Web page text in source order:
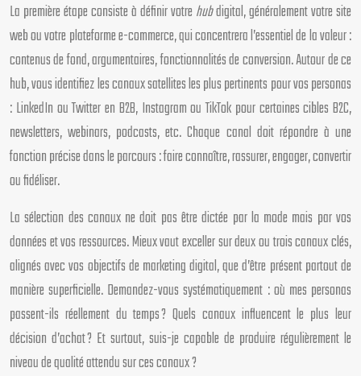
La première étape consiste à définir votrehubdigital, généralement votre site
web ou votre plateforme e-commerce, qui concentrera l’essentiel de la valeur :
contenus de fond, argumentaires, fonctionnalités de conversion. Autour de ce
hub, vous identifiez les canaux satellites les plus pertinents pour vos personas
: LinkedIn ou Twitter en B2B, Instagram ou TikTok pour certaines cibles B2C,
newsletters, webinars, podcasts, etc. Chaque canal doit répondre à une
fonction précise dans le parcours : faire connaître, rassurer, engager, convertir
ou fidéliser.
La sélection des canaux ne doit pas être dictée par la mode mais par vos
données et vos ressources. Mieux vaut exceller sur deux ou trois canaux clés,
alignés avec vos objectifs de marketing digital, que d’être présent partout de
manière superficielle. Demandez-vous systématiquement : où mes personas
passent-ils réellement du temps ? Quels canaux influencent le plus leur
décision d’achat ? Et surtout, suis-je capable de produire régulièrement le
niveau de qualité attendu sur ces canaux ?